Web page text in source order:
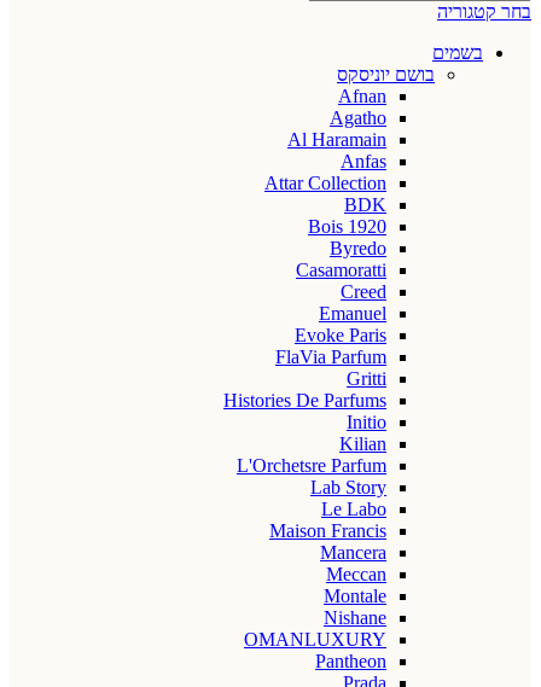
בחר קטגוריה
בשמים
בושם יוניסקס
Afnan
Agatho
Al Haramain
Anfas
Attar Collection
BDK
Bois 1920
Byredo
Casamoratti
Creed
Emanuel
Evoke Paris
FlaVia Parfum
Gritti
Histories De Parfums
Initio
Kilian
L'Orchetsre Parfum
Lab Story
Le Labo
Maison Francis
Mancera
Meccan
Montale
Nishane
OMANLUXURY
Pantheon
Prada